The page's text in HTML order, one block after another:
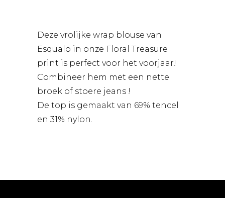
Deze vrolijke wrap blouse van
Esqualo in onze Floral Treasure
print is perfect voor het voorjaar!
Combineer hem met een nette
broek of stoere jeans !
De top is gemaakt van 69% tencel
en 31% nylon.